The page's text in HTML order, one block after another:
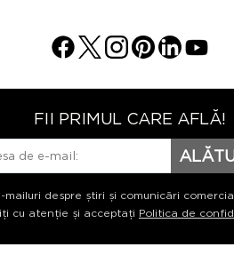
FII PRIMUL CARE AFLĂ!
mailuri despre știri și comunicări
cu atenție și acceptați Politica de